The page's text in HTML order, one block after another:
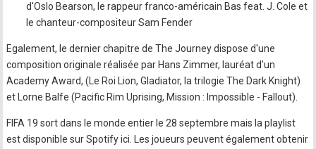
d'Oslo Bearson, le rappeur franco-américain Bas feat. J. Cole et
le chanteur-compositeur Sam Fender
Egalement, le dernier chapitre de The Journey dispose d'une
composition originale réalisée par Hans Zimmer, lauréat d'un
Academy Award, (Le Roi Lion, Gladiator, la trilogie The Dark Knight)
et Lorne Balfe (Pacific Rim Uprising, Mission : Impossible - Fallout).
FIFA 19 sort dans le monde entier le 28 septembre mais la playlist
est disponible sur Spotify ici. Les joueurs peuvent également obtenir